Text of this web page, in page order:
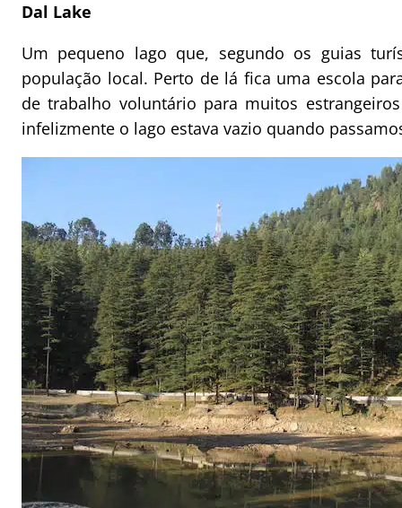
Dal Lake
Um pequeno lago que, segundo os guias
população local. Perto de lá fica uma escola
de trabalho voluntário para muitos
infelizmente o lago estava vazio quando